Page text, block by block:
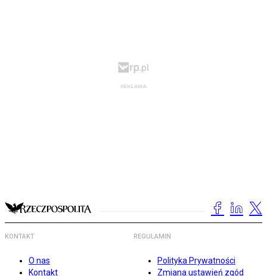
KONTAKT
O nas
Kontakt
REGULAMIN
Polityka Prywatności
Zmiana ustawień zgód